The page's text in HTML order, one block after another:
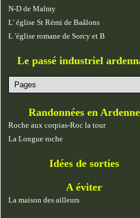
N-D de Malmy
L' église St Rémi de Baâlons
L 'église romane de Sorcy et B
Le passé industriel
Randonnées en Ardenne
Roche aux corpias-Roc la tour
La Longue roche
Idées de sorties
A éviter
La maison des ailleurs